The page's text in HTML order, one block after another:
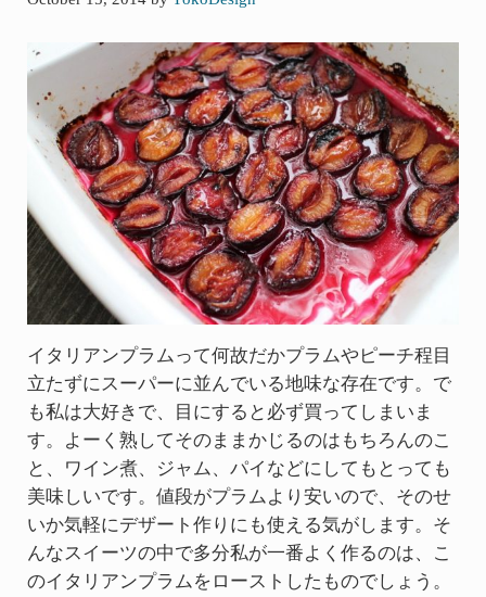
イタリアンプラムって何故だかプラムやピーチ程目
立たずにスーパーに並んでいる地味な存在です。で
も私は大好きで、目にすると必ず買ってしまいま
す。よーく熟してそのままかじるのはもちろんのこ
と、ワイン煮、ジャム、パイなどにしてもとっても
美味しいです。値段がプラムより安いので、そのせ
いか気軽にデザート作りにも使える気がします。そ
んなスイーツの中で多分私が一番よく作るのは、こ
のイタリアンプラムをローストしたものでしょう。